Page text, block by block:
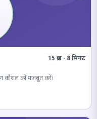
15 प्रश्न · 8 मिनट
कौशल को मजबूत करें।